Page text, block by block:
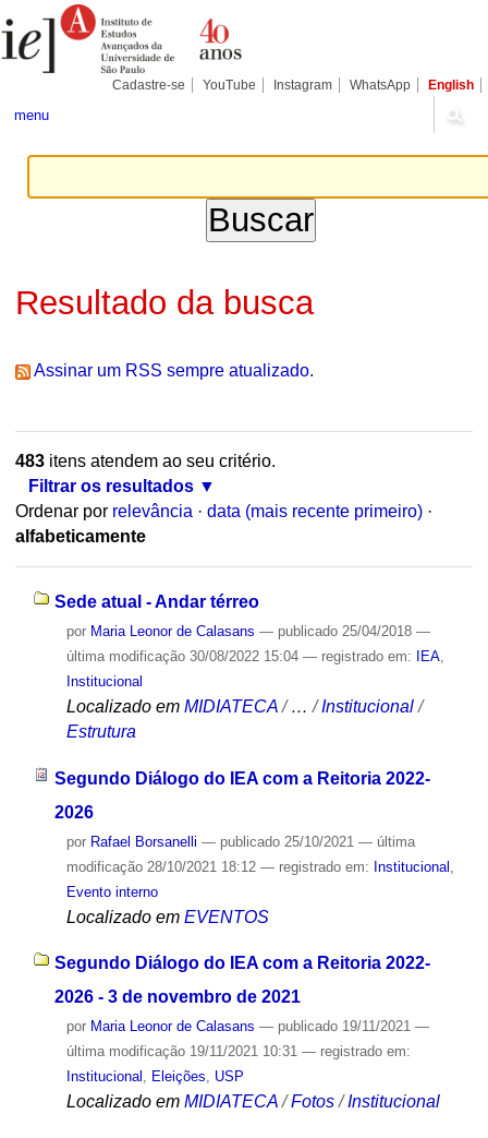
para
conteúdo.
Pessoais
Cadastre-se YouTube Instagram WhatsApp English
menu
Resultado da busca
Assinar um RSS sempre atualizado.
483itens atendem ao seu critério.
Filtrar os resultados
Ordenar por relevância · data (mais recente primeiro) ·
alfabeticamente
Sede atual - Andar térreo
por Maria Leonor de Calasans — publicado25/04/2018 —
última modificação30/08/2022 15:04 — registrado em: IEA,
Institucional
Localizado em MIDIATECA /…/Institucional /
Estrutura
Segundo Diálogo do IEA com a Reitoria 2022-
2026
por Rafael Borsanelli — publicado25/10/2021 — última
modificação28/10/2021 18:12 — registrado em: Institucional
Evento interno
Localizado em EVENTOS
Segundo Diálogo do IEA com a Reitoria 2022-
2026 - 3 de novembro de 2021
por Maria Leonor de Calasans — publicado19/11/2021 —
última modificação19/11/2021 10:31 — registrado em:
Institucional , Eleições, USP
Localizado em MIDIATECA /Fotos /Institucional